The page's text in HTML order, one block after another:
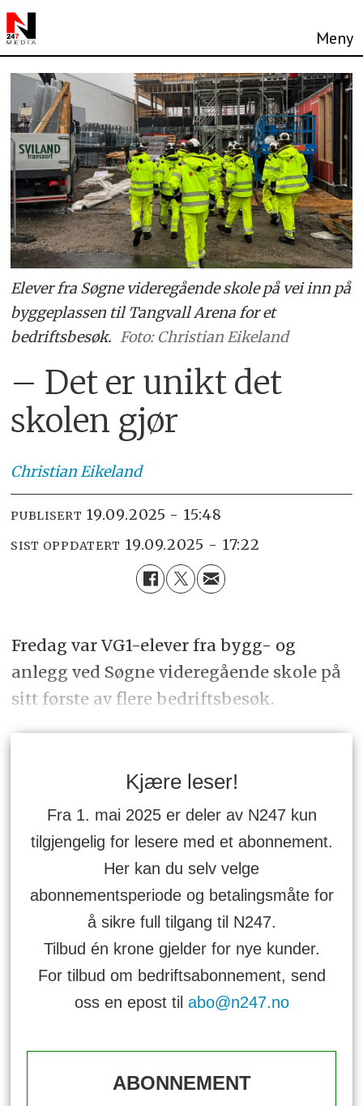
Elever fra Søgne videregående skole på vei inn på
byggeplassen til Tangvall Arena for et
bedriftsbesøk. Foto: Christian Eikeland
– Det er unikt det
skolen gjør
ChristianEikeland
PUBLISERT 19.09.2025 - 15:48
SIST OPPDATERT 19.09.2025 - 17:22
Fredag var VG1-elever fra bygg- og
anlegg ved Søgne videregående skole på
sitt første av flere bedriftsbesøk.
Kjære leser!
Fra 1. mai 2025 er deler av N247 kun
tilgjengelig for lesere med et abonnement.
Her kan du selv velge
abonnementsperiode og betalingsmåte for
å sikre full tilgang til N247.
Tilbud én krone gjelder for nye kunder.
For tilbud om bedriftsabonnement, send
oss en epost til abo@n247.no
ABONNEMENT